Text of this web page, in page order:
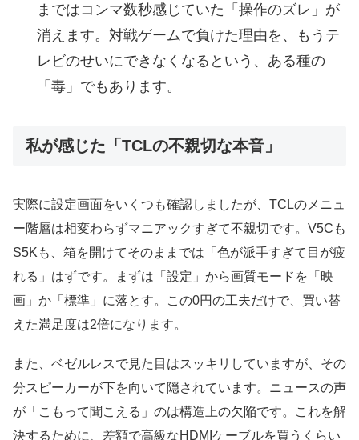
まではコンマ数秒感じていた「操作のズレ」が
消えます。対戦ゲームで負けた理由を、もうテ
レビのせいにできなくなるという、ある種の
「毒」でもあります。
私が感じた「TCLの不親切な本音」
実際に設定画面をいくつも確認しましたが、TCLのメニュ
ー階層は相変わらずマニアックすぎて不親切です。V5Cも
S5Kも、箱を開けてそのままでは「色が派手すぎて目が疲
れる」はずです。まずは「設定」から画質モードを「映
画」か「標準」に落とす。この0円の工夫だけで、買い替
えた満足度は2倍になります。
また、ベゼルレスで見た目はスッキリしていますが、その
分スピーカーが下を向いて隠されています。ニュースの声
が「こもって聞こえる」のは構造上の欠陥です。これを解
決するために、差額で高級なHDMIケーブルを買うくらい